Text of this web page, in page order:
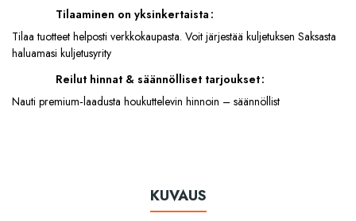
Tilaaminen on yksinkertaista
Tilaa tuotteet helposti verkkokaupasta. Voit järjestää kuljetuksen Saksasta
haluamasi kuljetusyrity
Reilut hinnat & säännölliset tarjoukset
Nauti premium‑laadusta houkuttelevin hinnoin – säännöllist
KUVAUS